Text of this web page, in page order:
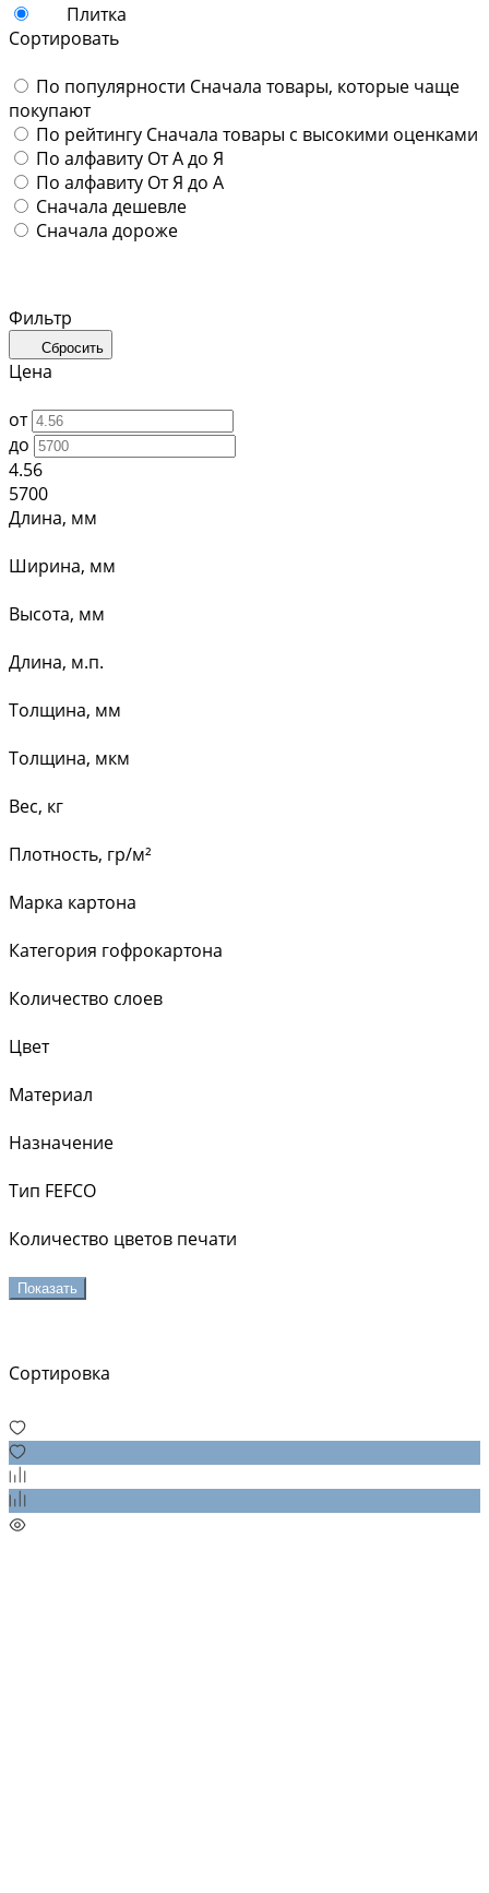
Плитка
Сортировать
По популярности Сначала товары, которые чаще
покупают
По рейтингу Сначала товары с высокими оценками
По алфавиту От А до Я
По алфавиту От Я до А
Сначала дешевле
Сначала дороже
Фильтр
Сбросить
Цена
от
до
4.56
5700
Длина, мм
Ширина, мм
Высота, мм
Длина, м.п.
Толщина, мм
Толщина, мкм
Вес, кг
Плотность, гр/м²
Марка картона
Категория гофрокартона
Количество слоев
Цвет
Материал
Назначение
Тип FEFCO
Количество цветов печати
Показать
Сортировка